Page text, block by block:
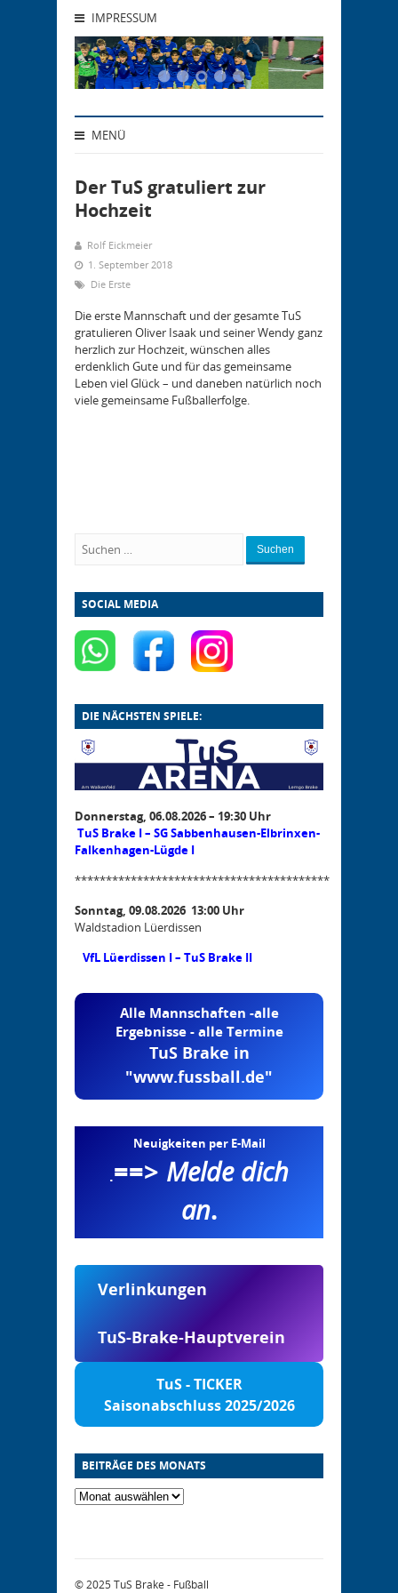
IMPRESSUM
MENÜ
Der TuS gratuliert zur
Hochzeit
Rolf Eickmeier
1. September 2018
Die Erste
Die erste Mannschaft und der gesamte TuS
gratulieren Oliver Isaak und seiner Wendy ganz
herzlich zur Hochzeit, wünschen alles
erdenklich Gute und für das gemeinsame
Leben viel Glück – und daneben natürlich noch
viele gemeinsame Fußballerfolge.
Suchen
SOCIAL MEDIA
DIE NÄCHSTEN SPIELE:
Donnerstag, 06.08.2026 – 19:30 Uhr
TuS Brake I – SG Sabbenhausen-Elbrinxen-
Falkenhagen-Lügde I
*****************************************
Sonntag, 09.08.2026 13:00 Uhr
Waldstadion Lüerdissen
VfL Lüerdissen I – TuS Brake II
Alle Mannschaften -alle
Ergebnisse - alle Termine
TuS Brake in
"www.fussball.de"
Neuigkeiten per E-Mail
.==> Melde dich
an.
Verlinkungen
TuS-Brake-Hauptverein
TuS - TICKER
Saisonabschluss 2025/2026
BEITRÄGE DES MONATS
© 2025 TuS Brake - Fußball